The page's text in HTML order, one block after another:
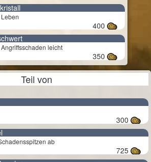
400
leicht
350
Teil von
300
ab
725